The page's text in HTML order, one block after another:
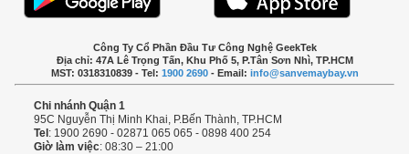
Công Ty Cổ Phần Đầu Tư Công Nghệ GeekTek
Địa chỉ: 47A Lê Trọng Tấn, Khu Phố 5, P.Tân Sơn Nhì, TP.HCM
MST: 0318310839 - Tel: 1900 2690- Email: info@sanvemaybay.vn
Chi nhánh Quận 1
95C Nguyễn Thị Minh Khai, P.Bến Thành, TP.HCM
Tel: 1900 2690 - 02871 065 065 - 0898 400 254
Giờ làm việc: 08:30 – 21:00